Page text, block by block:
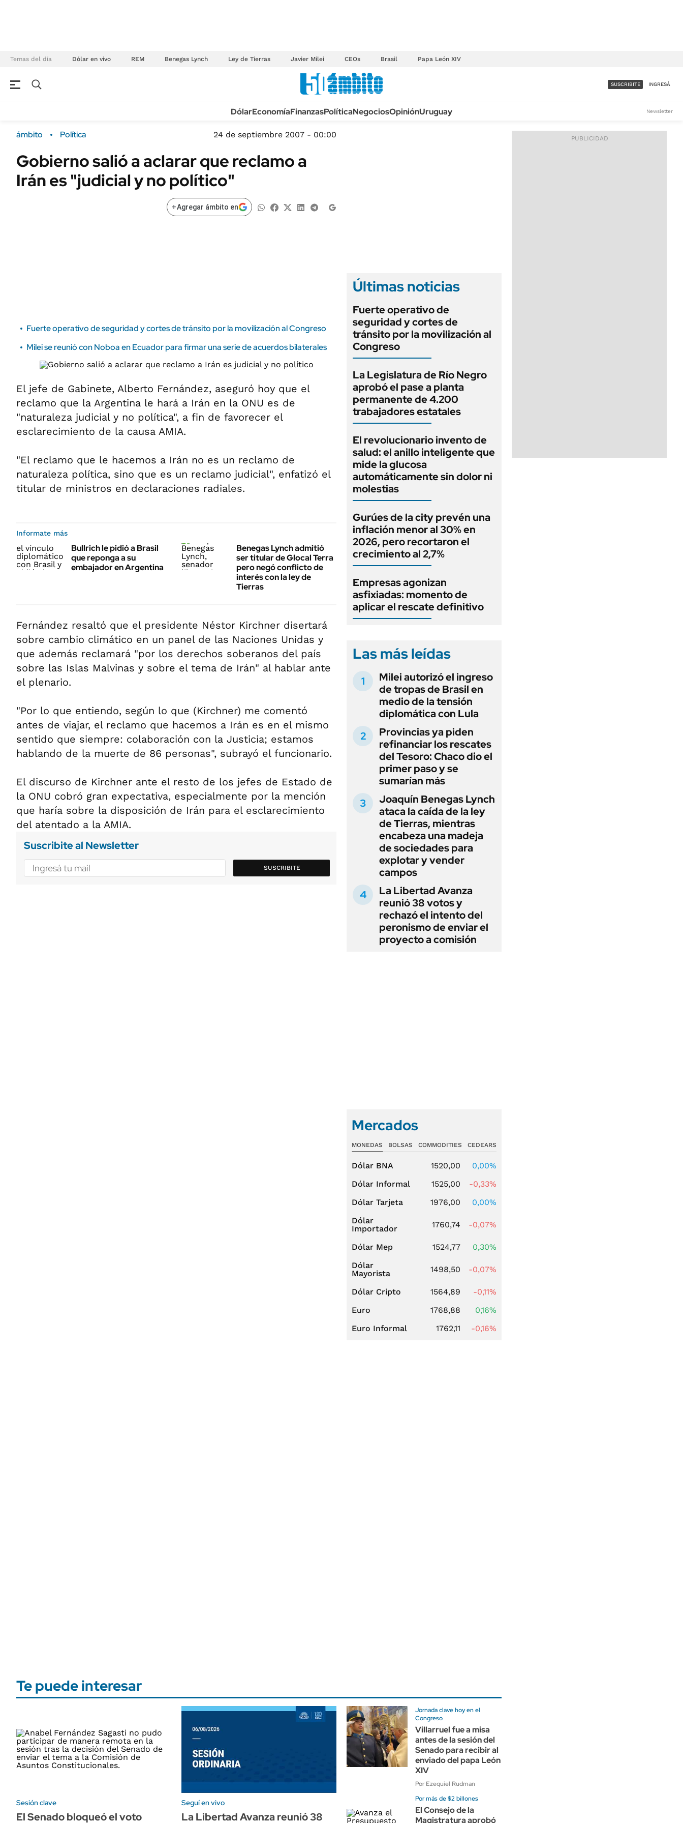
Temas del día Dólar en vivo REM Benegas Lynch Ley de Tierras Javier Milei CEOs Brasil Papa León XIV
Campo
FINANZAS
Sustentabilidad
ENERGY REPORT
POLÍTICA
TECNOLOGÍA
MÉXICO
MUNDO
ACCESO FULL - $1.800/MES
SUSCRIBITE INGRESÁ
DólarEconomíaFinanzasPolíticaNegociosOpiniónUruguay Newsletter
ámbito Política 24 de septiembre 2007 - 00:00
Gobierno salió a aclarar que reclamo a
Irán es "judicial y no político"
+Agregar ámbito en
Fuerte operativo de seguridad y cortes de tránsito por la movilización al Congreso
Milei se reunió con Noboa en Ecuador para firmar una serie de acuerdos bilaterales
El jefe de Gabinete, Alberto Fernández, aseguró hoy que el
reclamo que la Argentina le hará a Irán en la ONU es de
"naturaleza judicial y no política", a fin de favorecer el
esclarecimiento de la causa AMIA.
"El reclamo que le hacemos a Irán no es un reclamo de
naturaleza política, sino que es un reclamo judicial", enfatizó el
titular de ministros en declaraciones radiales.
Informate más
Bullrich le pidió a Brasil
que reponga a su
embajador en Argentina
Benegas Lynch admitió
ser titular de Glocal Terra
pero negó conflicto de
interés con la ley de
Tierras
Fernández resaltó que el presidente Néstor Kirchner disertará
sobre cambio climático en un panel de las Naciones Unidas y
que además reclamará "por los derechos soberanos del país
sobre las Islas Malvinas y sobre el tema de Irán" al hablar ante
el plenario.
"Por lo que entiendo, según lo que (Kirchner) me comentó
antes de viajar, el reclamo que hacemos a Irán es en el mismo
sentido que siempre: colaboración con la Justicia; estamos
hablando de la muerte de 86 personas", subrayó el funcionario.
El discurso de Kirchner ante el resto de los jefes de Estado de
la ONU cobró gran expectativa, especialmente por la mención
que haría sobre la disposición de Irán para el esclarecimiento
del atentado a la AMIA.
Suscribite al Newsletter
SUSCRIBITE
Últimas noticias
Fuerte operativo de
seguridad y cortes de
tránsito por la movilización al
Congreso
La Legislatura de Río Negro
aprobó el pase a planta
permanente de 4.200
trabajadores estatales
El revolucionario invento de
salud: el anillo inteligente que
mide la glucosa
automáticamente sin dolor ni
molestias
Gurúes de la city prevén una
inflación menor al 30% en
2026, pero recortaron el
crecimiento al 2,7%
Empresas agonizan
asfixiadas: momento de
aplicar el rescate definitivo
Las más leídas
Milei autorizó el ingreso
de tropas de Brasil en
medio de la tensión
diplomática con Lula
Provincias ya piden
refinanciar los rescates
del Tesoro: Chaco dio el
primer paso y se
sumarían más
Joaquín Benegas Lynch
ataca la caída de la ley
de Tierras, mientras
encabeza una madeja
de sociedades para
explotar y vender
campos
La Libertad Avanza
reunió 38 votos y
rechazó el intento del
peronismo de enviar el
proyecto a comisión
Mercados
MONEDAS BOLSAS COMMODITIES CEDEARS
Dólar BNA 1520,00
0,00%
Dólar Informal
1525,00
-0,33%
Dólar Tarjeta
1976,00
0,00%
Dólar
Importador
1760,74 -0,07%
Dólar Mep 1524,77
0,30%
Dólar
Mayorista
1498,50 -0,07%
Dólar Cripto 1564,89
-0,11%
Euro
1768,88
0,16%
Euro Informal
1762,11 -0,16%
Te puede interesar
Sesión clave
El Senado bloqueó el voto
Seguí en vivo
La Libertad Avanza reunió 38
Jornada clave hoy en el
Congreso
Villarruel fue a misa
antes de la sesión del
Senado para recibir al
enviado del papa León
XIV
Por Ezequiel Rudman
Por más de $2 billones
El Consejo de la
Magistratura aprobó